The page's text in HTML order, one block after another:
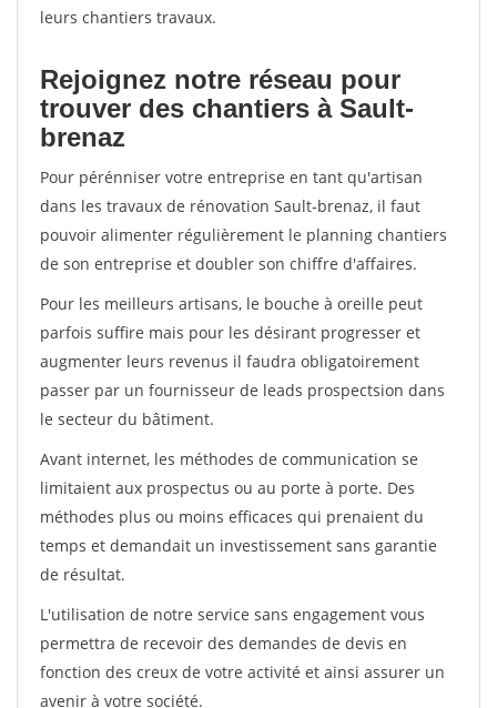
leurs chantiers travaux.
Rejoignez notre réseau pour
trouver des chantiers à Sault-
brenaz
Pour pérénniser votre entreprise en tant qu'artisan
dans les travaux de rénovation Sault-brenaz, il faut
pouvoir alimenter régulièrement le planning chantiers
de son entreprise et doubler son chiffre d'affaires.
Pour les meilleurs artisans, le bouche à oreille peut
parfois suffire mais pour les désirant progresser et
augmenter leurs revenus il faudra obligatoirement
passer par un fournisseur de leads prospectsion dans
le secteur du bâtiment.
Avant internet, les méthodes de communication se
limitaient aux prospectus ou au porte à porte. Des
méthodes plus ou moins efficaces qui prenaient du
temps et demandait un investissement sans garantie
de résultat.
L'utilisation de notre service sans engagement vous
permettra de recevoir des demandes de devis en
fonction des creux de votre activité et ainsi assurer un
avenir à votre société.